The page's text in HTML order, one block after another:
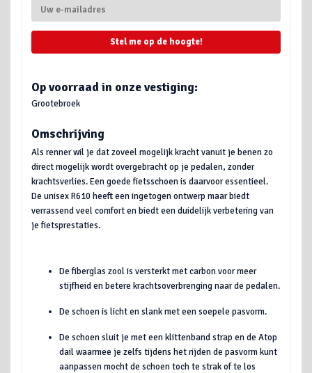
Stel me op de hoogte!
Op voorraad in onze vestiging:
Grootebroek
Omschrijving
Als renner wil je dat zoveel mogelijk kracht vanuit je benen zo
direct mogelijk wordt overgebracht op je pedalen, zonder
krachtsverlies. Een goede fietsschoen is daarvoor essentieel.
De unisex R610 heeft een ingetogen ontwerp maar biedt
verrassend veel comfort en biedt een duidelijk verbetering van
je fietsprestaties.
De fiberglas zool is versterkt met carbon voor meer
stijfheid en betere krachtsoverbrenging naar de pedalen.
De schoen is licht en slank met een soepele pasvorm.
De schoen sluit je met een klittenband strap en de Atop
dail waarmee je zelfs tijdens het rijden de pasvorm kunt
aanpassen mocht de schoen toch te strak of te los